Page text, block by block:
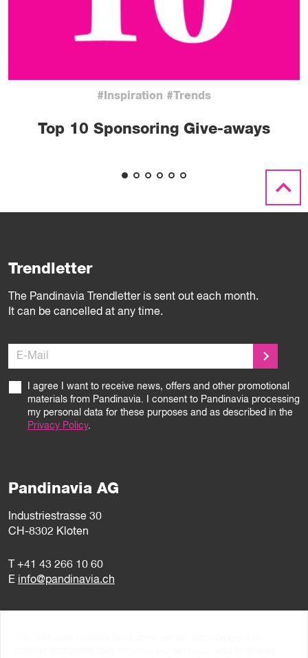
#Inspiration #Trends
Top 10 Sponsoring Give-aways
Trendletter
The Pandinavia Trendletter is sent out each month.
It can be cancelled at any time.
E-Mail
I agree I want to receive news, offers and other promotional
materials from Pandinavia. I consent to Pandinavia processing
my personal data for these purposes and as described in the
Privacy Policy.
Pandinavia AG
Industriestrasse 30
CH-8302 Kloten
+41 43 266 10 60
E info@pandinavia.ch